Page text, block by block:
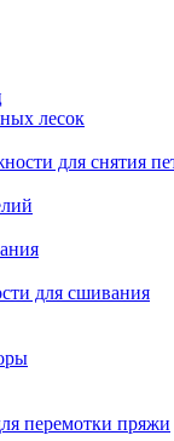
лесок
для снятия
для сшивания
перемотки пряжи